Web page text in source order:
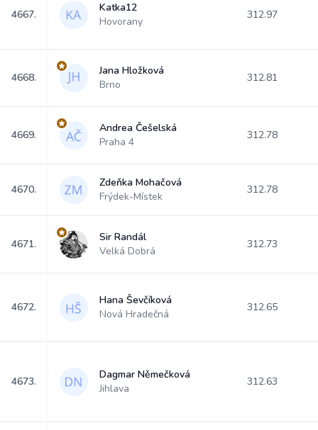
4667.
Katka12
Hovorany
312.97
4668.
Jana Hložková
Brno
312.81
4669.
Andrea Češelská
Praha 4
312.78
4670.
Zdeňka Mohačová
Frýdek-Místek
312.78
4671.
Sir Randál
Velká Dobrá
312.73
4672.
Hana Ševčíková
Nová Hradečná
312.65
4673.
Dagmar Němečková
Jihlava
312.63